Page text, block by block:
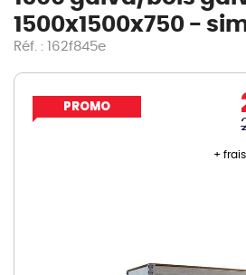
1500x1500x750 -
Réf. : 162f845e
PROMO
+